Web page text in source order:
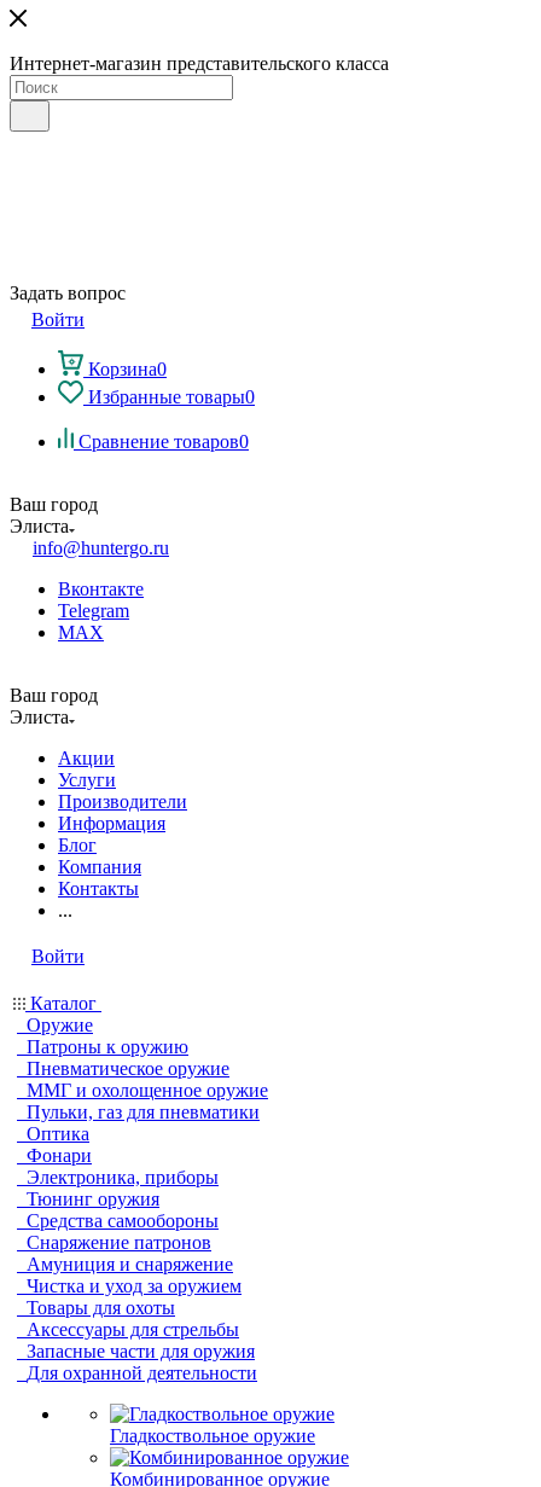
Интернет-магазин представительского класса
Задать вопрос
Войти
Корзина0
Избранные товары0
Сравнение товаров0
Ваш город
Элиста
info@huntergo.ru
Вконтакте
Telegram
MAX
Ваш город
Элиста
Акции
Услуги
Производители
Информация
Блог
Компания
Контакты
...
Войти
Каталог
Оружие
Патроны к оружию
Пневматическое оружие
ММГ и охолощенное оружие
Пульки, газ для пневматики
Оптика
Фонари
Электроника, приборы
Тюнинг оружия
Средства самообороны
Снаряжение патронов
Амуниция и снаряжение
Чистка и уход за оружием
Товары для охоты
Аксессуары для стрельбы
Запасные части для оружия
Для охранной деятельности
Гладкоствольное оружие
Комбинированное оружие